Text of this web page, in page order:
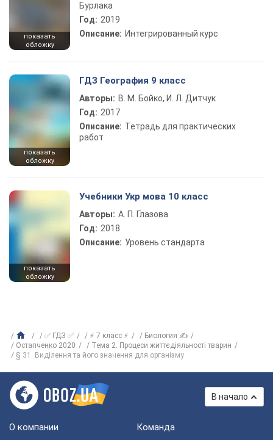
показать
обложку
Бурлака
Год: 2019
Описание: Интегрированный курс
показать
обложку
ГДЗ География 9 класс
Авторы: В. М. Бойко, И. Л. Дитчук
Год: 2017
Описание: Тетрадь для практических
работ
показать
обложку
Учебники Укр мова 10 класс
Авторы: А. П. Глазова
Год: 2018
Описание: Уровень стандарта
✅ ГДЗ ✅ ⚡ 7 класс ⚡
Биология ✍
Остапченко 2020
Тема 2. Процеси життєдіяльності тварин
§ 31. Виділення та його значення для організму
В начало
О компании Команда